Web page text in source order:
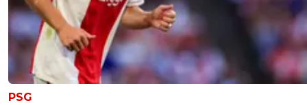
PSG